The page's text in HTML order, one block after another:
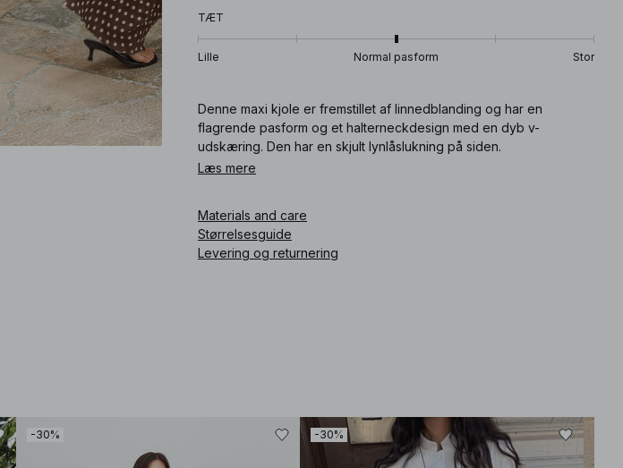
TÆT
Lille Normal pasform Stor
Denne maxi kjole er fremstillet af linnedblanding og har en
flagrende pasform og et halterneckdesign med en dyb v-
udskæring. Den har en skjult lynlåslukning på siden.
Læs mere
Materials and care
Størrelsesguide
Levering og returnering
-30% -30%